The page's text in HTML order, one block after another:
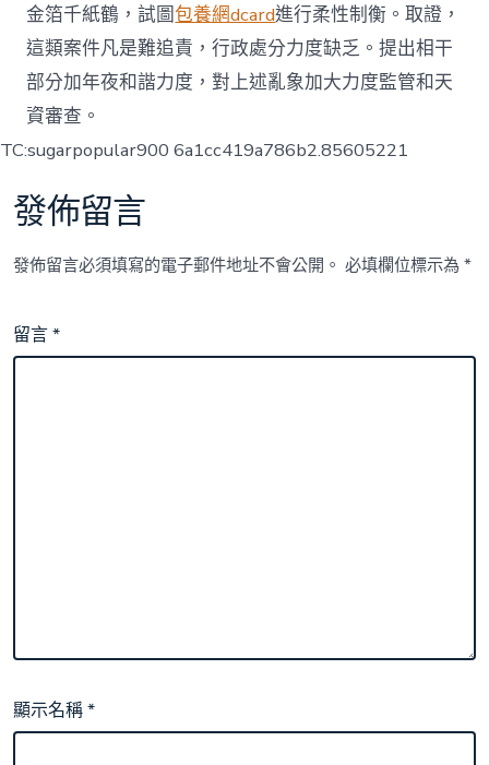
金箔千紙鶴，試圖包養網dcard進行柔性制衡。取證，
這類案件凡是難追責，行政處分力度缺乏。提出相干
部分加年夜和諧力度，對上述亂象加大力度監管和天
資審查。
TC:sugarpopular900 6a1cc419a786b2.85605221
發佈留言
發佈留言必須填寫的電子郵件地址不會公開。 必填欄位標示為*
留言*
顯示名稱*